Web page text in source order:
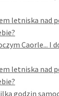
letniska nad
Caorle... I
letniska nad
godzin